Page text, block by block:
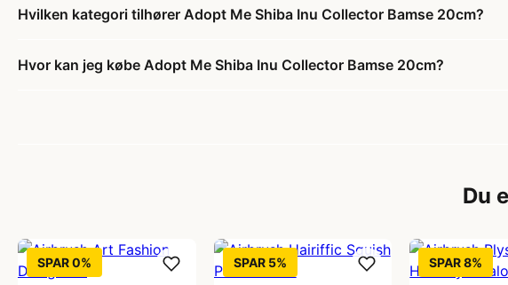
Hvilken kategori tilhører Adopt Me Shiba Inu Collector Bamse 20cm?
Hvor kan jeg købe Adopt Me Shiba Inu Collector Bamse 20cm?
Du
SPAR 0% SPAR 5% SPAR 8%